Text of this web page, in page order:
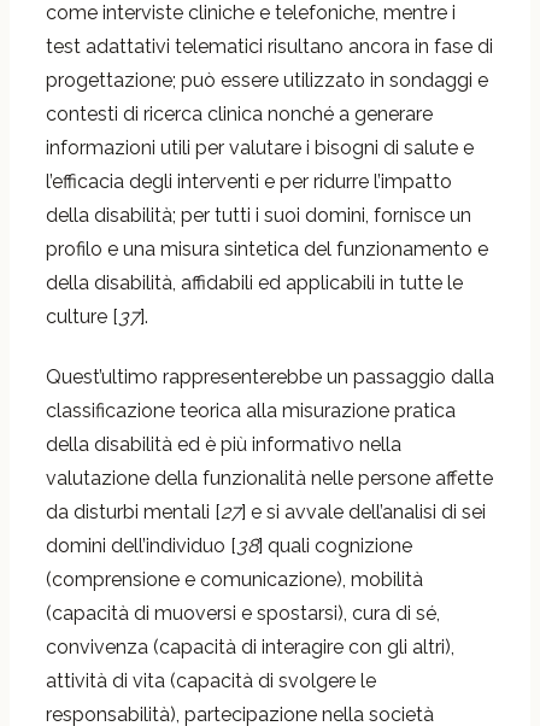
come interviste cliniche e telefoniche, mentre i
test adattativi telematici risultano ancora in fase di
progettazione; può essere utilizzato in sondaggi e
contesti di ricerca clinica nonché a generare
informazioni utili per valutare i bisogni di salute e
l’efficacia degli interventi e per ridurre l’impatto
della disabilità; per tutti i suoi domini, fornisce un
profilo e una misura sintetica del funzionamento e
della disabilità, affidabili ed applicabili in tutte le
culture [37].
Quest’ultimo rappresenterebbe un passaggio dalla
classificazione teorica alla misurazione pratica
della disabilità ed è più informativo nella
valutazione della funzionalità nelle persone affette
da disturbi mentali [27] e si avvale dell’analisi di sei
domini dell’individuo [38] quali cognizione
(comprensione e comunicazione), mobilità
(capacità di muoversi e spostarsi), cura di sé,
convivenza (capacità di interagire con gli altri),
attività di vita (capacità di svolgere le
responsabilità), partecipazione nella società